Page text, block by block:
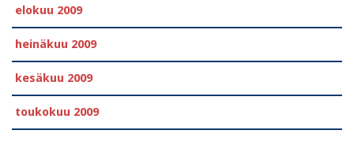
elokuu 2009
heinäkuu 2009
kesäkuu 2009
toukokuu 2009